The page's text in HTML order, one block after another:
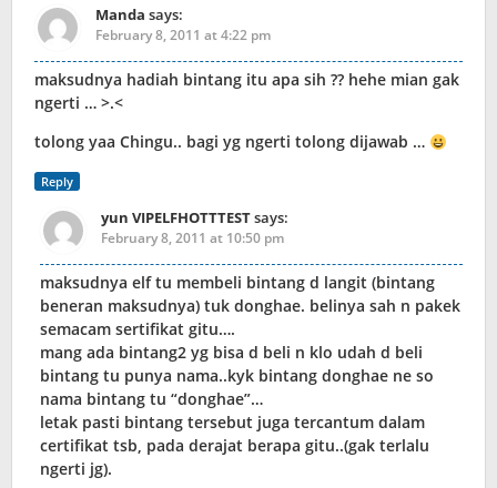
Manda says:
February 8, 2011 at 4:22 pm
maksudnya hadiah bintang itu apa sih ?? hehe mian gak
ngerti … >.<
tolong yaa Chingu.. bagi yg ngerti tolong dijawab …
Reply
yun VIPELFHOTTTESTsays:
February 8, 2011 at 10:50 pm
maksudnya elf tu membeli bintang d langit (bintang
beneran maksudnya) tuk donghae. belinya sah n pakek
semacam sertifikat gitu….
mang ada bintang2 yg bisa d beli n klo udah d beli
bintang tu punya nama..kyk bintang donghae ne so
nama bintang tu “donghae”…
letak pasti bintang tersebut juga tercantum dalam
certifikat tsb, pada derajat berapa gitu..(gak terlalu
ngerti jg).